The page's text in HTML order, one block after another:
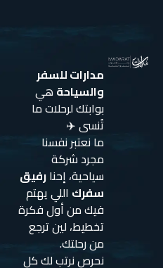
مدارات للسفر
والسياحة هي
بوابتك لرحلات ما
تُنسى ✈️
ما نعتبر نفسنا
مجرد شركة
سياحية، إحنارفيق
سفرك اللي يهتم
فيك من أول فكرة
تخطيط، لين ترجع
من رحلتك.
نحرص نرتب لك كل